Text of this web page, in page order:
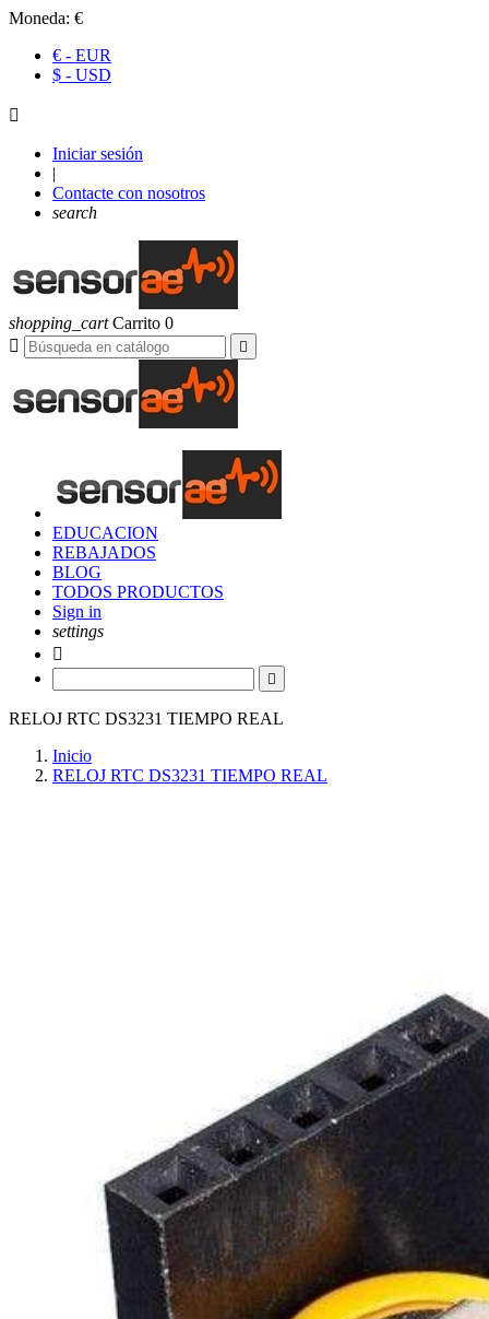
Moneda: €
€ - EUR
$ - USD

Iniciar sesión
|
Contacte con nosotros
search
shopping_cart Carrito 0


EDUCACION
REBAJADOS
BLOG
TODOS PRODUCTOS
Sign in
settings


RELOJ RTC DS3231 TIEMPO REAL
Inicio
RELOJ RTC DS3231 TIEMPO REAL